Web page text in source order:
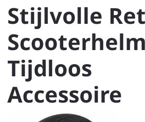
Stijlvolle
Tijdloos
Accessoire